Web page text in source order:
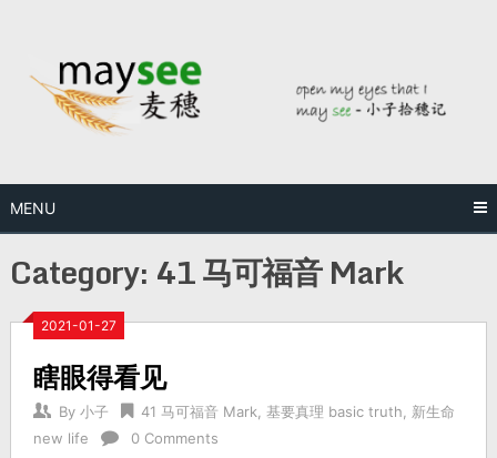
MENU
Category: 41 马可福音 Mark
2021-01-27
瞎眼得看见
By 小子 41 马可福音 Mark 基要真理 basic truth
新生命
new life
0 Comments